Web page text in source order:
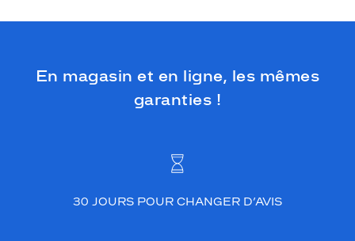
En magasin et en ligne, les mêmes
garanties !
30 JOURS POUR CHANGER D’AVIS